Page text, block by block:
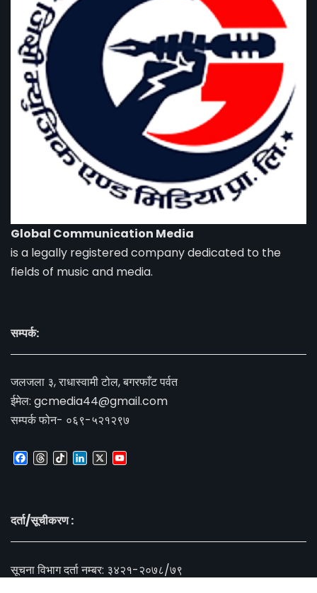
Global Communication Media
is a legally registered company dedicated to the
fields of music and media.
सम्पर्क:
जलजला ३, राधास्वामी टोल, बगरफाँट पर्वत
ईमेल: gcmedia44@gmail.com
सम्पर्क फोन- ०६९-५२१२९७
Facebook
Threads
TikTokLinkedIn
X
दर्ता/सूचीकरण :
सूचना विभाग दर्ता नम्बर: ३४२१-२०७८/७९